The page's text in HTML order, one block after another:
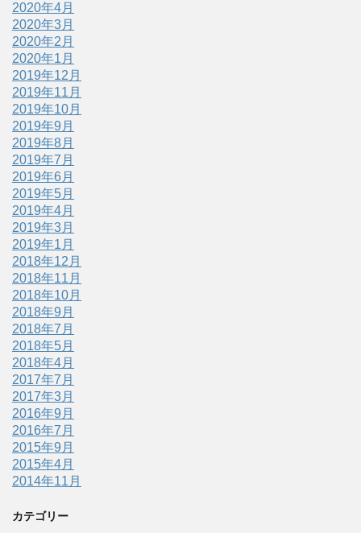
2020年4月
2020年3月
2020年2月
2020年1月
2019年12月
2019年11月
2019年10月
2019年9月
2019年8月
2019年7月
2019年6月
2019年5月
2019年4月
2019年3月
2019年1月
2018年12月
2018年11月
2018年10月
2018年9月
2018年7月
2018年5月
2018年4月
2017年7月
2017年3月
2016年9月
2016年7月
2015年9月
2015年4月
2014年11月
カテゴリー